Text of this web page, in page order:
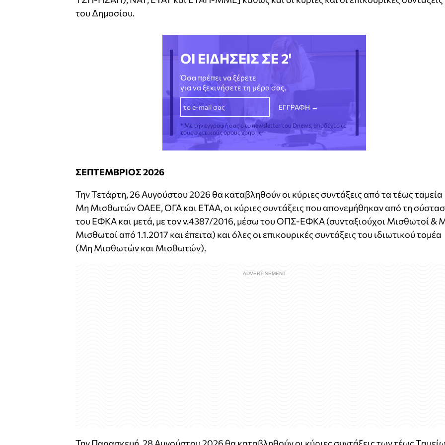
του Δημοσίου.
ΟΙ ΕΙΔΗΣΕΙΣ ΣΕ 2'
Όσα πρέπει να ξέρετε
για να ξεκινήσετε τη μέρα σας.
* Με την εγγραφή σας στο newsletter του Dnews, αποδέχεστε
τους σχετικούς όρους χρήσης
ΣΕΠΤΕΜΒΡΙΟΣ 2026
Την Τετάρτη, 26 Αυγούστου 2026 θα καταβληθούν οι κύριες συντάξεις από τα τέως ταμεία
Μη Μισθωτών ΟΑΕΕ, ΟΓΑ και ΕΤΑΑ, οι κύριες συντάξεις που απονεμήθηκαν από τη
του ΕΦΚΑ και μετά, με τον ν.4387/2016, μέσω του ΟΠΣ-ΕΦΚΑ (συνταξιούχοι Μισθωτοί &
Μισθωτοί από 1.1.2017 και έπειτα) και όλες οι επικουρικές συντάξεις του ιδιωτικού τομέα
(Μη Μισθωτών και Μισθωτών).